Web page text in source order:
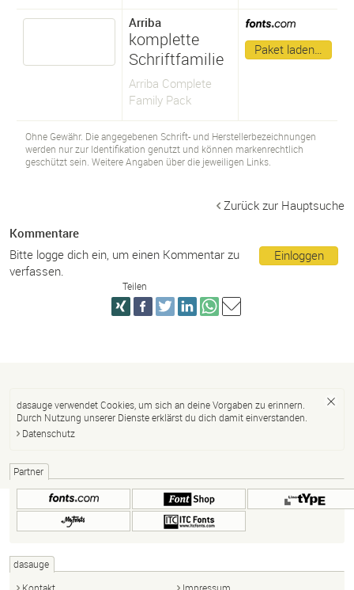
Arriba
komplette
Schriftfamilie
Arriba Complete
Family Pack
Paket laden…
Ohne Gewähr. Die angegebenen Schrift- und Herstellerbezeichnungen
werden nur zur Identifikation genutzt und können markenrechtlich
geschützt sein. Weitere Angaben über die jeweiligen Links.
Zurück zur Hauptsuche
Kommentare
Einloggen
Bitte logge dich ein, um einen Kommentar zu
verfassen.
Teilen
dasauge verwendet Cookies, um sich an deine Vorgaben zu erinnern.
Durch Nutzung unserer Dienste erklärst du dich damit einverstanden.
Datenschutz
Partner
dasauge
Kontakt
Impressum